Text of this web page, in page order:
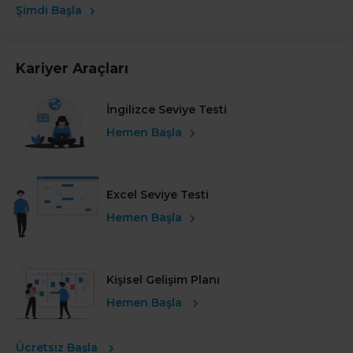
Şimdi Başla
Kariyer Araçları
İngilizce Seviye Testi
Hemen Başla
Excel Seviye Testi
Hemen Başla
Kişisel Gelişim Planı
Hemen Başla
Ücretsiz Başla